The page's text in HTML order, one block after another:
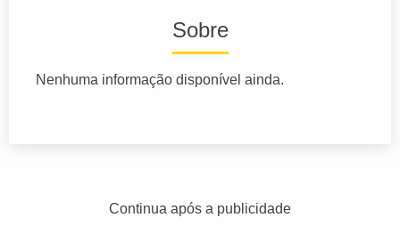
Sobre
Nenhuma informação disponível ainda.
Continua após a publicidade